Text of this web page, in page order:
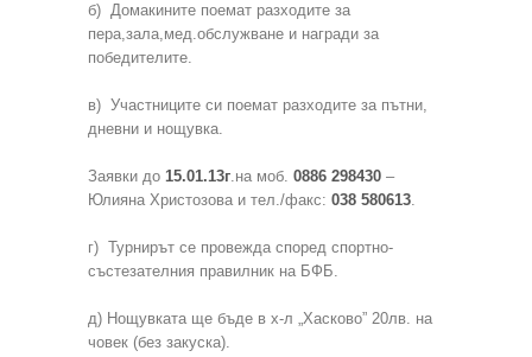
б) Домакините поемат разходите за
пера,зала,мед.обслужване и награди за
победителите.
в) Участниците си поемат разходите за пътни,
дневни и нощувка.
Заявки до 15.01.13г.на моб. 0886 298430 –
Юлияна Христозова и тел./факс: 038 580613.
г) Турнирът се провежда според спортно-
състезателния правилник на БФБ.
д) Нощувката ще бъде в х-л „Хасково” 20лв. на
човек (без закуска).